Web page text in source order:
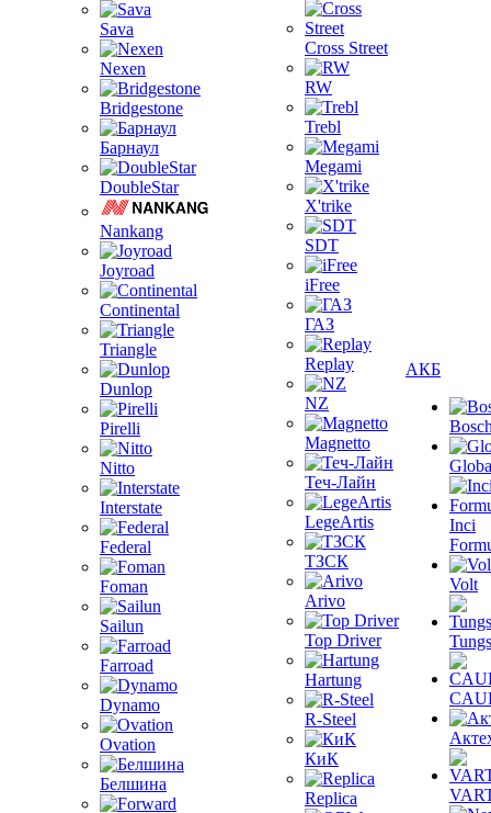
Sava
Nexen
Bridgestone
Барнаул
DoubleStar
Nankang
Joyroad
Continental
Triangle
Dunlop
Pirelli
Nitto
Interstate
Federal
Foman
Sailun
Farroad
Dynamo
Ovation
Белшина
Cross Street
RW
Trebl
Megami
X'trike
SDT
iFree
ГАЗ
Replay
NZ
Magnetto
Теч-Лайн
LegeArtis
ТЗСК
Arivo
Top Driver
Hartung
R-Steel
КиК
Replica
АКБ
Inci
Volt